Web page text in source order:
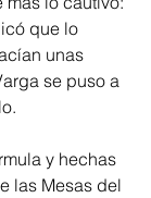
que lo
unas
se puso a
y hechas
las Mesas del